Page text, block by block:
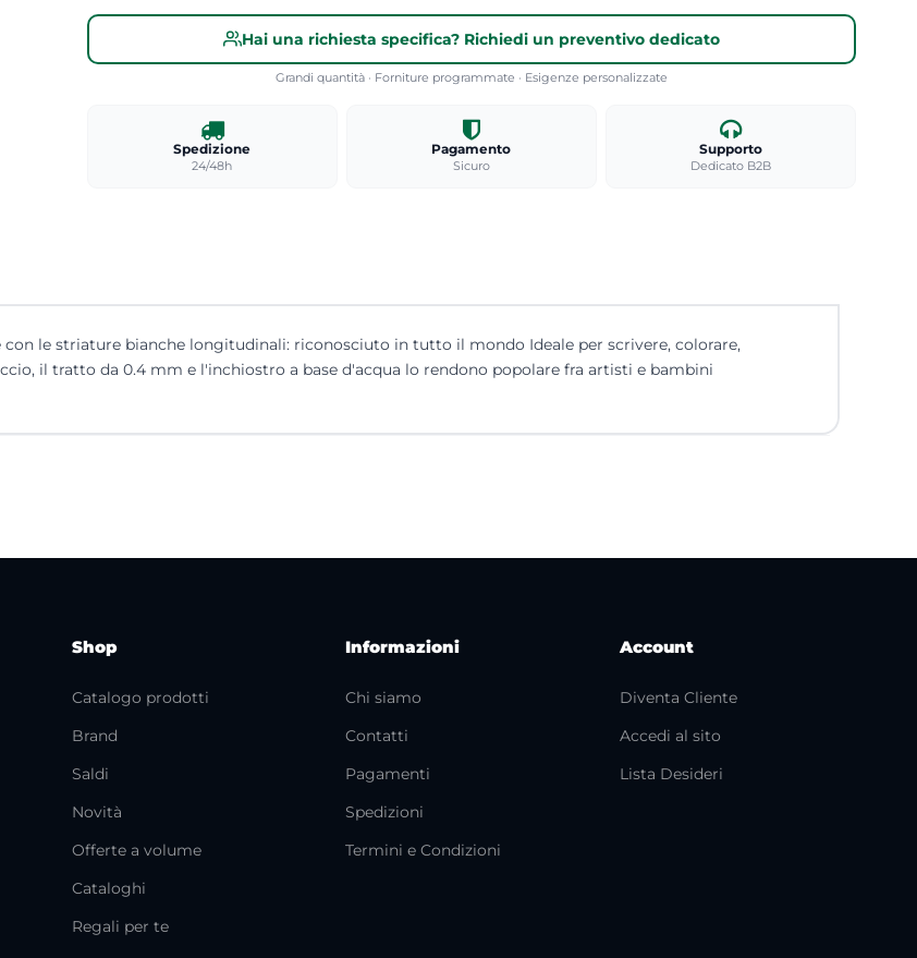
Hai una richiesta specifica? Richiedi un preventivo dedicato
Grandi quantità · Forniture programmate · Esigenze personalizzate
Spedizione
24/48h
Pagamento
Sicuro
Supporto
Dedicato B2B
le striature bianche longitudinali: riconosciuto in tutto il mondo Ideale per scrivere, colorare,
il tratto da 0.4 mm e l'inchiostro a base d'acqua lo rendono popolare fra artisti e bambini
Shop
Catalogo prodotti
Brand
Saldi
Novità
Offerte a volume
Cataloghi
Regali per te
Informazioni
Chi siamo
Contatti
Pagamenti
Spedizioni
Termini e Condizioni
Account
Diventa Cliente
Accedi al sito
Lista Desideri